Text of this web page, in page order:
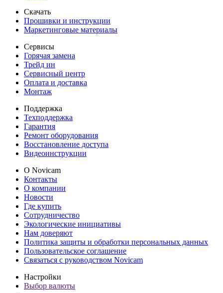
Скачать
Прошивки и инструкции
Маркетинговые материалы
Сервисы
Горячая замена
Трейд ин
Сервисный центр
Оплата и доставка
Монтаж
Поддержка
Техподдержка
Гарантия
Ремонт оборудования
Восстановление доступа
Видеоинструкции
О Novicam
Контакты
О компании
Новости
Где купить
Сотрудничество
Экологические инициативы
Нам доверяют
Политика защиты и обработки персональных данных
Пользовательское соглашение
Связаться с руководством Novicam
Настройки
Выбор валюты